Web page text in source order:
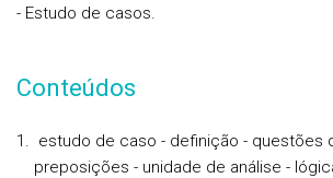
- Estudo de casos.
Conteúdos
estudo de caso - definição - questões
preposições - unidade de análise -